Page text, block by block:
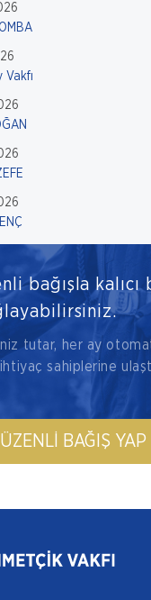
Vakfı
bağışla kalıcı
tutar, her ay
sahiplerine
BAĞIŞ YAP